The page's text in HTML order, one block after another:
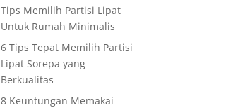
Tips Memilih Partisi Lipat
Untuk Rumah Minimalis
6 Tips Tepat Memilih Partisi
Lipat Sorepa yang
Berkualitas
8 Keuntungan Memakai